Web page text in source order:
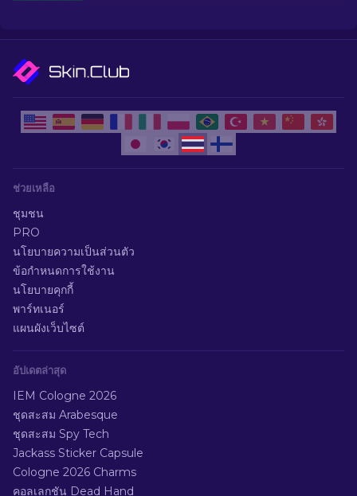
ช่วยเหลือ
ชุมชน
PRO
นโยบายความเป็นส่วนตัว
ข้อกำหนดการใช้งาน
นโยบายคุกกี้
พาร์ทเนอร์
แผนผังเว็บไซต์
อัปเดตล่าสุด
IEM Cologne 2026
ชุดสะสม Arabesque
ชุดสะสม Spy Tech
Jackass Sticker Capsule
Cologne 2026 Charms
คอลเลกชัน Dead Hand